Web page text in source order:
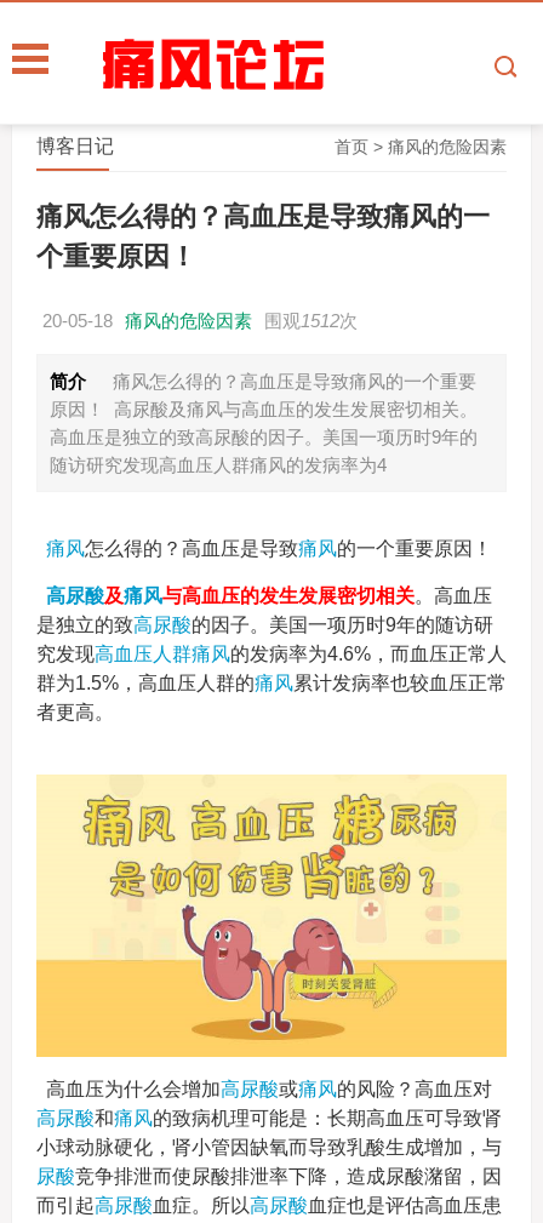
首页 >痛风的危险因素
博客日记
痛风怎么得的？高血压是导致痛风的一
个重要原因！
20-05-18 痛风的危险因素 围观 1512次
简介
痛风怎么得的？高血压是导致痛风的一个重要
原因！ 高尿酸及痛风与高血压的发生发展密切相关。
高血压是独立的致高尿酸的因子。美国一项历时9年的
随访研究发现高血压人群痛风的发病率为4
痛风怎么得的？高血压是导致痛风的一个重要原因！
高尿酸及痛风与高血压的发生发展密切相关。高血压
是独立的致高尿酸的因子。美国一项历时9年的随访研
究发现高血压人群痛风的发病率为4.6%，而血压正常人
群为1.5%，高血压人群的痛风累计发病率也较血压正常
者更高。
高血压为什么会增加高尿酸或痛风的风险？高血压对
高尿酸和痛风的致病机理可能是：长期高血压可导致肾
小球动脉硬化，肾小管因缺氧而导致乳酸生成增加，与
尿酸竞争排泄而使尿酸排泄率下降，造成尿酸潴留，因
而引起高尿酸血症。所以高尿酸血症也是评估高血压患